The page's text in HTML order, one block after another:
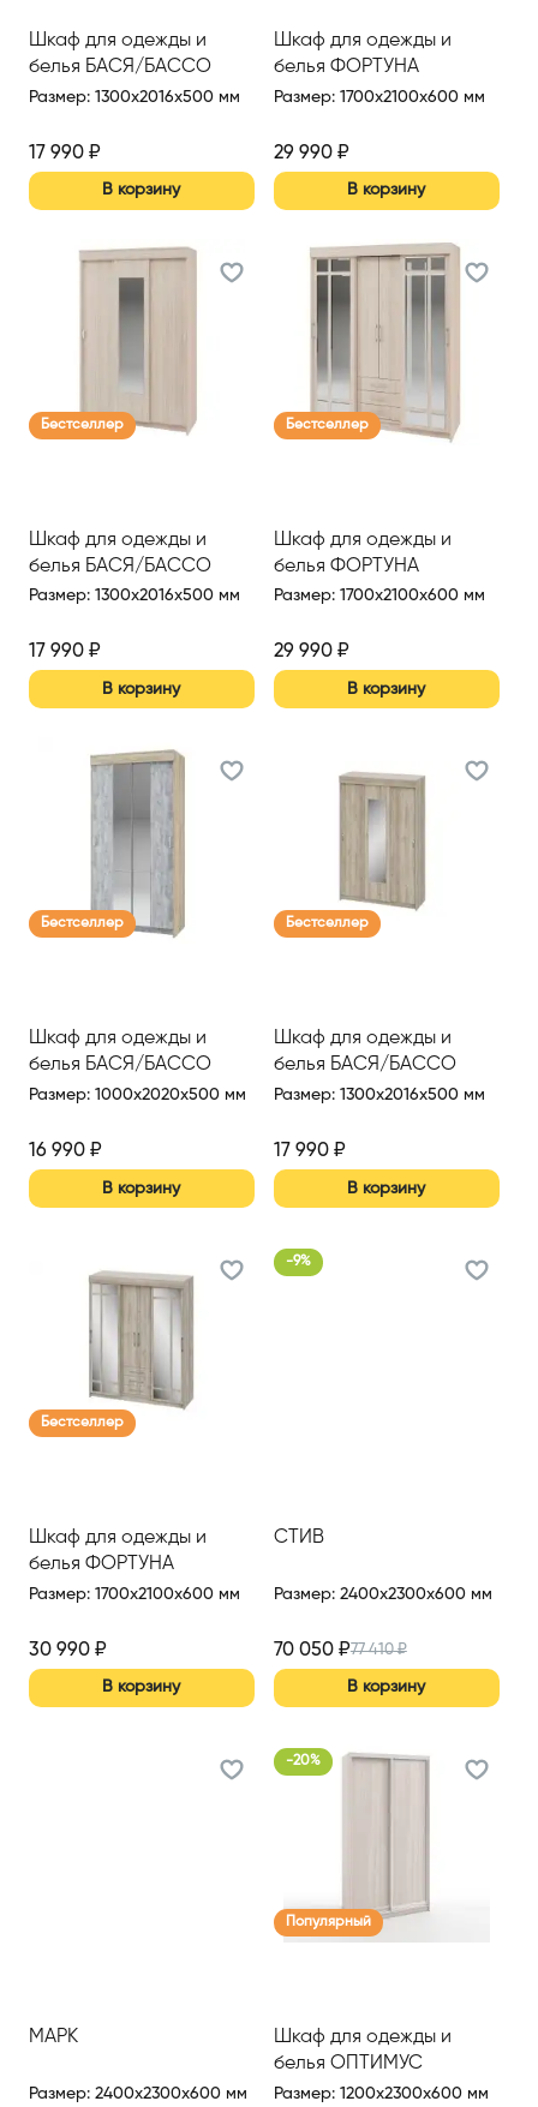
Шкаф для одежды и
белья БАСЯ/БАССО
Размер: 1300x2016x500 мм
17 990 ₽
В корзину
Шкаф для одежды и
белья ФОРТУНА
Размер: 1700x2100x600 мм
29 990₽
В корзину
Бестселлер
Шкаф для одежды и
белья БАСЯ/БАССО
Размер: 1300x2016x500 мм
17 990 ₽
В корзину
Бестселлер
Шкаф для одежды и
белья ФОРТУНА
Размер: 1700x2100x600 мм
29 990₽
В корзину
Бестселлер
Шкаф для одежды и
белья БАСЯ/БАССО
Размер: 1000x2020x500 мм
16 990 ₽
В корзину
Бестселлер
Шкаф для одежды и
белья БАСЯ/БАССО
Размер: 1300x2016x500 мм
17 990₽
В корзину
Бестселлер
Шкаф для одежды и
белья ФОРТУНА
Размер: 1700x2100x600 мм
30 990 ₽
В корзину
-9%
СТИВ
Размер: 2400x2300x600 мм
70 050₽77 410₽
В корзину
МАРК
Размер: 2400x2300x600 мм
-20%
Популярный
Шкаф для одежды и
белья ОПТИМУС
Размер: 1200x2300x600 мм